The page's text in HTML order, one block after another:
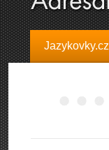
Jazykovky.cz